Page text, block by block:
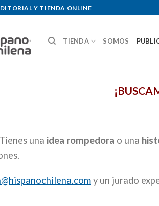
Y TIENDA ONLINE
TIENDA SOMOS
una idea rompedora o una
y un jurado